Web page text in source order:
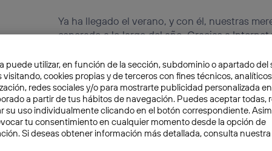
Ya ha llegado el verano, y con él, nuestras
esperado a lo largo del año. Gracias a Internet
Las RRSS como fuente de
destino vacacional
puede utilizar, en función de la sección, subdominio o apartado del
visitando, cookies propias y de terceros con fines técnicos,
redes sociales y/o para mostrarte publicidad personalizada
a partir de tus hábitos de navegación. Puedes aceptar todas,
su uso individualmente clicando en el botón correspondiente.
tu consentimiento en cualquier momento desde la opción de
Si deseas obtener información más detallada, consulta nuestra